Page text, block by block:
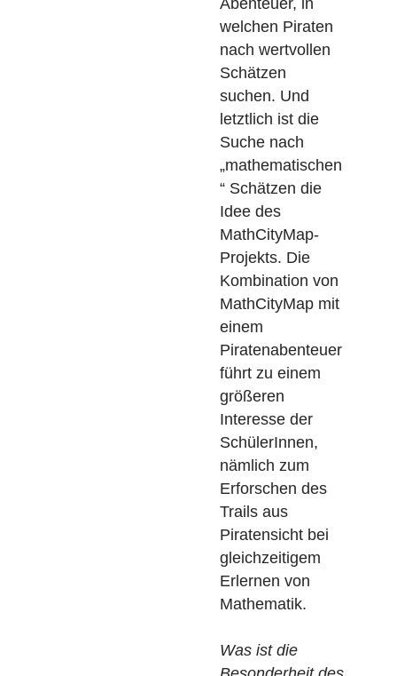
Warum profitieren SchülerInnen von der
Nutzung des Piraten-Narrativs?
SchülerInnen
kennen viele
Abenteuer, in
welchen Piraten
nach wertvollen
Schätzen
suchen. Und
letztlich ist die
Suche nach
„mathematischen
“ Schätzen die
Idee des
MathCityMap-
Projekts. Die
Kombination von
MathCityMap mit
einem
Piratenabenteuer
führt zu einem
Interesse der